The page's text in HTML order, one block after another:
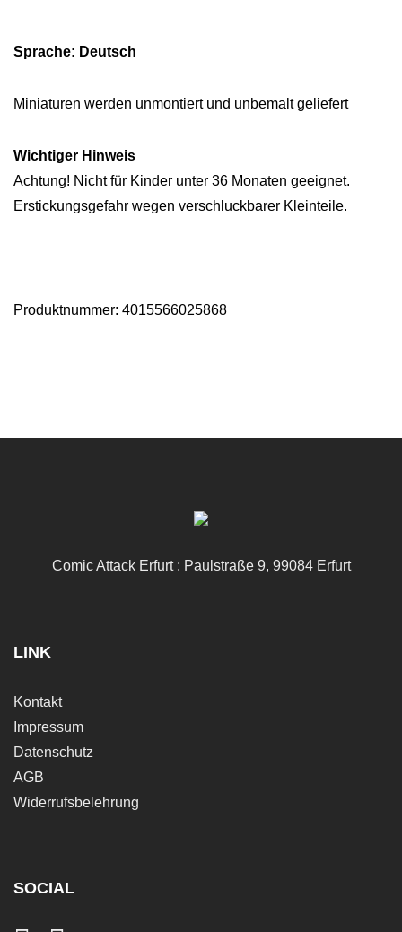
Sprache: Deutsch
Miniaturen werden unmontiert und unbemalt geliefert
Wichtiger Hinweis
Achtung! Nicht für Kinder unter 36 Monaten geeignet.
Erstickungsgefahr wegen verschluckbarer Kleinteile.
Produktnummer: 4015566025868
Comic Attack Erfurt : Paulstraße 9, 99084 Erfurt
LINK
Kontakt
Impressum
Datenschutz
AGB
Widerrufsbelehrung
SOCIAL